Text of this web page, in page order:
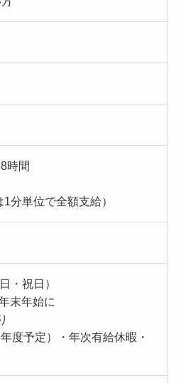
時間
分単位で全額支給）
・祝日）
末年始に
度予定）・年次有給休暇・